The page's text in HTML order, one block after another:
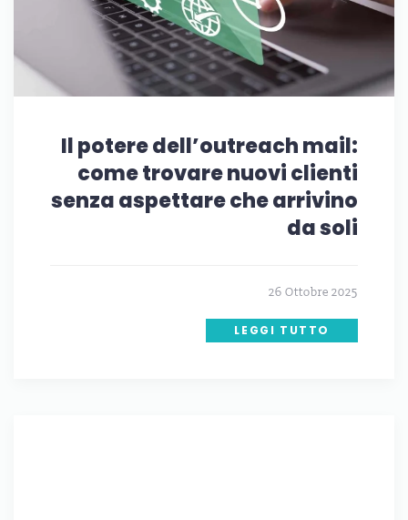
Il potere dell’outreach mail:
come trovare nuovi clienti
senza aspettare che arrivino
da soli
26 Ottobre 2025
LEGGI TUTTO